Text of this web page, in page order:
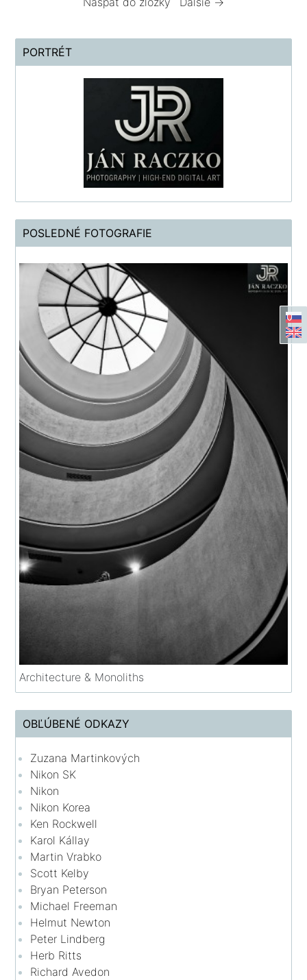
PORTRÉT
POSLEDNÉ FOTOGRAFIE
Architecture & Monoliths
OBĽÚBENÉ ODKAZY
Zuzana Martinkových
Nikon SK
Nikon
Nikon Korea
Ken Rockwell
Karol Kállay
Martin Vrabko
Scott Kelby
Bryan Peterson
Michael Freeman
Helmut Newton
Peter Lindberg
Herb Ritts
Richard Avedon